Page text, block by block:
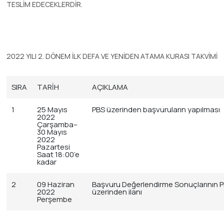
TESLİM EDECEKLERDİR.
2022 YILI 2. DÖNEM İLK DEFA VE YENİDEN ATAMA KURASI TAKVİMİ
SIRA TARİH AÇIKLAMA
1 25 Mayıs
2022
Çarşamba–
30 Mayıs
2022
Pazartesi
Saat 18:00’e
kadar
PBS üzerinden başvuruların yapılması
2 09 Haziran
2022
Perşembe
Başvuru Değerlendirme Sonuçlarının
üzerinden ilanı